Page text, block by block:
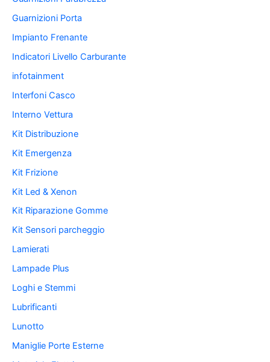
Guarnizioni Porta
Impianto Frenante
Indicatori Livello Carburante
infotainment
Interfoni Casco
Interno Vettura
Kit Distribuzione
Kit Emergenza
Kit Frizione
Kit Led & Xenon
Kit Riparazione Gomme
Kit Sensori parcheggio
Lamierati
Lampade Plus
Loghi e Stemmi
Lubrificanti
Lunotto
Maniglie Porte Esterne